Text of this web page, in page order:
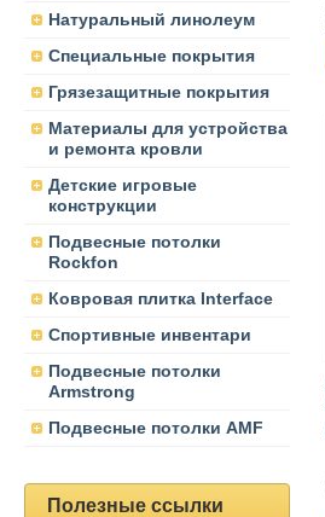
Натуральный линолеум
Специальные покрытия
Грязезащитные покрытия
Материалы для устройства
и ремонта кровли
Детские игровые
конструкции
Подвесные потолки
Rockfon
Ковровая плитка Interface
Спортивные инвентари
Подвесные потолки
Armstrong
Подвесные потолки AMF
Полезные ссылки